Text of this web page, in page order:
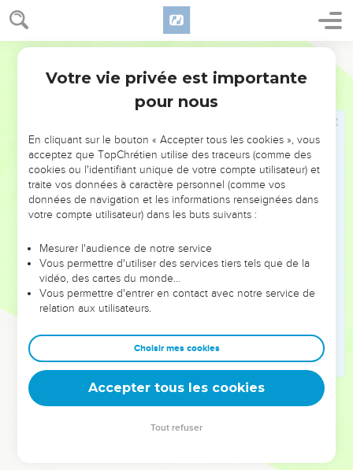
4
la fièvre. La fièvre la quitta, elle se leva aussitôt et se mit à
les servir.
atteints de divers maux les amenèrent à Jésus. Il posa les
mains sur chacun d’eux et les guérit.
malades en criant : « Tu es le Fils de Dieu ! » Mais Jésus leur
adressait des paroles sévères et les empêchait de parler,
parce qu’ils savaient, eux, qu’il était le Messie.
Jésus prêche dans les synagogues
Dès que le jour parut, Jésus sortit de la ville et s’en alla
vers un endroit isolé. Une foule de gens se mirent à le
chercher ; quand ils l’eurent rejoint, ils voulurent le retenir et
l’empêcher de les quitter.
du Royaume de Dieu aux autres villes aussi, car c’est pour
cela que Dieu m’a envoyé. »
Et il prêchait dans les synagogues du pays.
© Société biblique française – Bibli’O, 1997, avec autorisation. Pour vous procurer
Votre vie privée est importante
pour nous
En cliquant sur le bouton « Accepter tous les cookies », vous
acceptez que TopChrétien utilise des traceurs (comme des
cookies ou l'identifiant unique de votre compte utilisateur) et
traite vos données à caractère personnel (comme vos
données de navigation et les informations renseignées dans
votre compte utilisateur) dans les buts suivants :
Mesurer l'audience de notre service
Vous permettre d'utiliser des services tiers tels que de la
vidéo, des cartes du monde…
Vous permettre d'entrer en contact avec notre service de
relation aux utilisateurs.
Choisir mes cookies
Accepter tous les cookies
Tout refuser